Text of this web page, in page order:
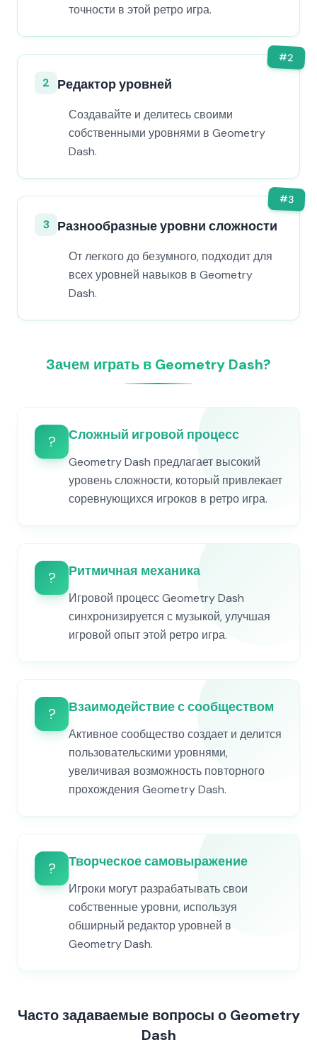
точности в этой ретро игра.
#2
2 Редактор уровней
Создавайте и делитесь своими
собственными уровнями в Geometry
Dash.
#3
3 Разнообразные уровни сложности
От легкого до безумного, подходит для
всех уровней навыков в Geometry
Dash.
Зачем играть в Geometry Dash?
? Сложный игровой процесс
Geometry Dash предлагает высокий
уровень сложности, который привлекает
соревнующихся игроков в ретро игра.
? Ритмичная механика
Игровой процесс Geometry Dash
синхронизируется с музыкой, улучшая
игровой опыт этой ретро игра.
? Взаимодействие с сообществом
Активное сообщество создает и делится
пользовательскими уровнями,
увеличивая возможность повторного
прохождения Geometry Dash.
? Творческое самовыражение
Игроки могут разрабатывать свои
собственные уровни, используя
обширный редактор уровней в
Geometry Dash.
Часто задаваемые вопросы о Geometry
Dash